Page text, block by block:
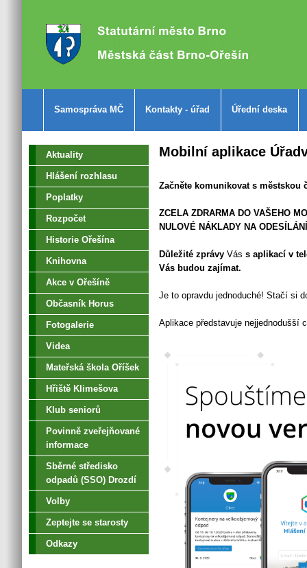
Samospráva MČ Kontakty - úřad Úřední deska
Aktuality
Hlášení rozhlasu
Poplatky
Rozpočet
Historie Ořešína
Knihovna
Akce v Ořešíně
Občasník Horus
Fotogalerie
Videa
Mateřská škola Oříšek
Hřiště Klimešova
Klub seniorů
Povinně zveřejňované
informace
Sběrné středisko
odpadů (SSO) Drozdí
Volby
Zeptejte se starosty
Odkazy
Mobilní aplikace
Začněte komunikovat s městskou
ZCELA ZDRARMA DO VAŠEHO
NULOVÉ NÁKLADY NA
Důležité zprávy Vás s aplikací v
Vás budou zajímat.
Je to opravdu jednoduché! Stačí si
Aplikace představuje